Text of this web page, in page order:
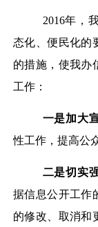
2016年，
态化、便民化的
的措施，使我办
工作：
一是加大
性工作，提高公
二是切实
据信息公开工作
的修改、取消和